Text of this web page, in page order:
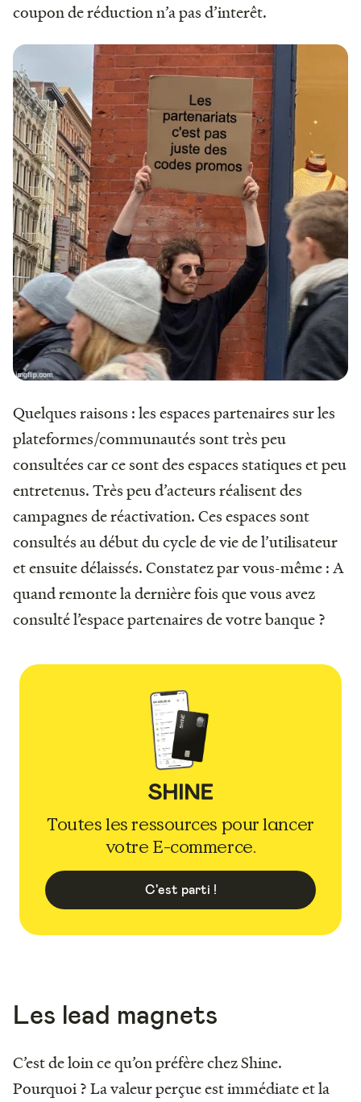
coupon de réduction n’a pas d’interêt.
Quelques raisons : les espaces partenaires sur les
plateformes/communautés sont très peu
consultées car ce sont des espaces statiques et peu
entretenus. Très peu d’acteurs réalisent des
campagnes de réactivation. Ces espaces sont
consultés au début du cycle de vie de l’utilisateur
et ensuite délaissés. Constatez par vous-même : A
quand remonte la dernière fois que vous avez
consulté l’espace partenaires de votre banque ?
Toutes les ressources pour lancer
votre E-commerce.
C'est parti !
Les lead magnets
C’est de loin ce qu’on préfère chez Shine.
Pourquoi ? La valeur perçue est immédiate et la